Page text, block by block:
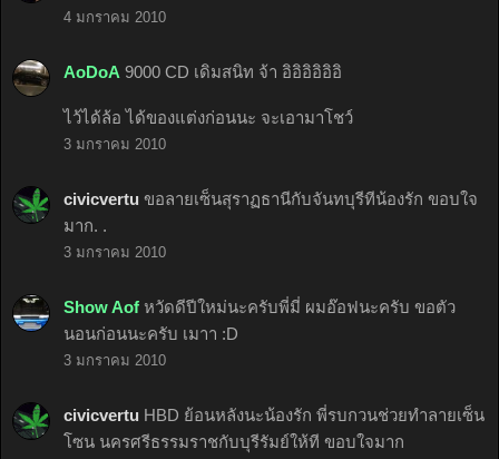
4 มกราคม 2010
AoDoA 9000 CD เดิมสนิท จ้า อิอิอิอิอิอิ
ไว้ได้ล้อ ได้ของแต่งก่อนนะ จะเอามาโชว์
3 มกราคม 2010
civicvertu ขอลายเซ็นสุราฏธานีกับจันทบุรีทีน้องรัก ขอบใจ
มาก. .
3 มกราคม 2010
Show Aof หวัดดีปีใหม่นะครับพี่มี่ ผมอ๊อฟนะครับ ขอตัว
นอนก่อนนะครับ เมาา :D
3 มกราคม 2010
civicvertu HBD ย้อนหลังนะน้องรัก พี่รบกวนช่วยทำลายเซ็น
โซน นครศรีธรรมราชกับบุรีรัมย์ให้ที ขอบใจมาก